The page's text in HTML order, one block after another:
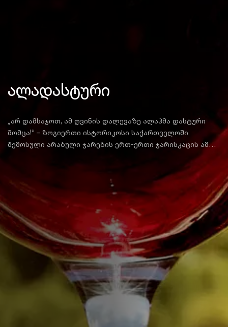
ალადასტური
„არ დამსაჯოთ, ამ ღვინის დალევაზე ალაჰმა დასტური
მომცა!“ – ზოგიერთი ისტორიკოსი საქართველოში
შემოსული არაბული ჯარების ერთ-ერთი ჯარისკაცის ამ
ნათქვამს უნიკალური ვაზის ჯიშის – ალადასტურის (ალაჰ
დასტურ) სახელწოდების წარმოშობას უკავშირებს.